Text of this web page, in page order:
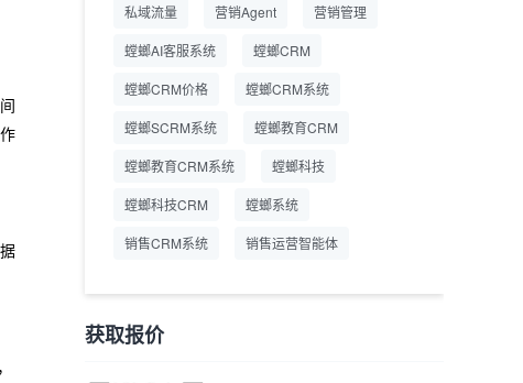
私域流量 营销Agent 营销管理
螳螂AI客服系统 螳螂CRM
螳螂CRM价格 螳螂CRM系统
螳螂SCRM系统 螳螂教育CRM
螳螂教育CRM系统 螳螂科技
螳螂科技CRM 螳螂系统
销售CRM系统 销售运营智能体
获取报价